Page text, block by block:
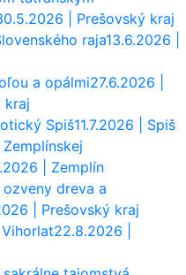
| Prešovský kraj
raja13.6.2026 |
a opálmi27.6.2026 |
kraj
Spiš11.7.2026 | Spiš
| Zemplín
ozveny dreva a
| Prešovský kraj
22.8.2026 |